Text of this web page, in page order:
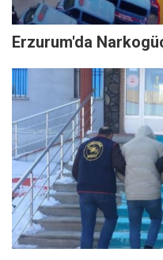
Erzurum'da